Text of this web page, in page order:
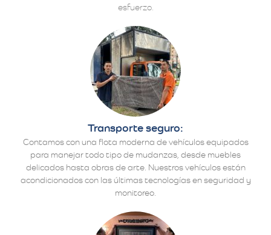
esfuerzo.
Transporte seguro:
Contamos con una flota moderna de vehículos equipados
para manejar todo tipo de mudanzas, desde muebles
delicados hasta obras de arte. Nuestros vehículos están
acondicionados con las últimas tecnologías en seguridad y
monitoreo.